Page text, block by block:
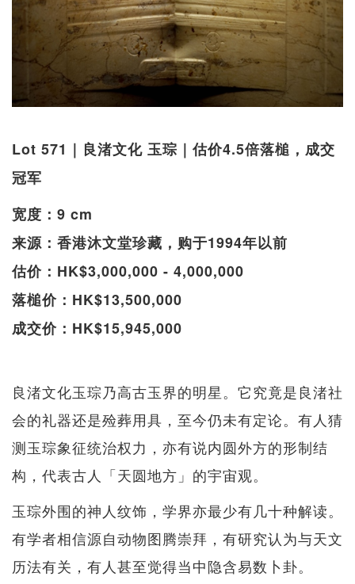
Lot 571｜良渚文化 玉琮｜估价4.5倍落槌，成交
冠军
宽度：9 cm
来源：香港沐文堂珍藏，购于1994年以前
估价：HK$3,000,000 - 4,000,000
落槌价：HK$13,500,000
成交价：HK$15,945,000
良渚文化玉琮乃高古玉界的明星。它究竟是良渚社
会的礼器还是殓葬用具，至今仍未有定论。有人猜
测玉琮象征统治权力，亦有说内圆外方的形制结
构，代表古人「天圆地方」的宇宙观。
玉琮外围的神人纹饰，学界亦最少有几十种解读。
有学者相信源自动物图腾崇拜，有研究认为与天文
历法有关，有人甚至觉得当中隐含易数卜卦。